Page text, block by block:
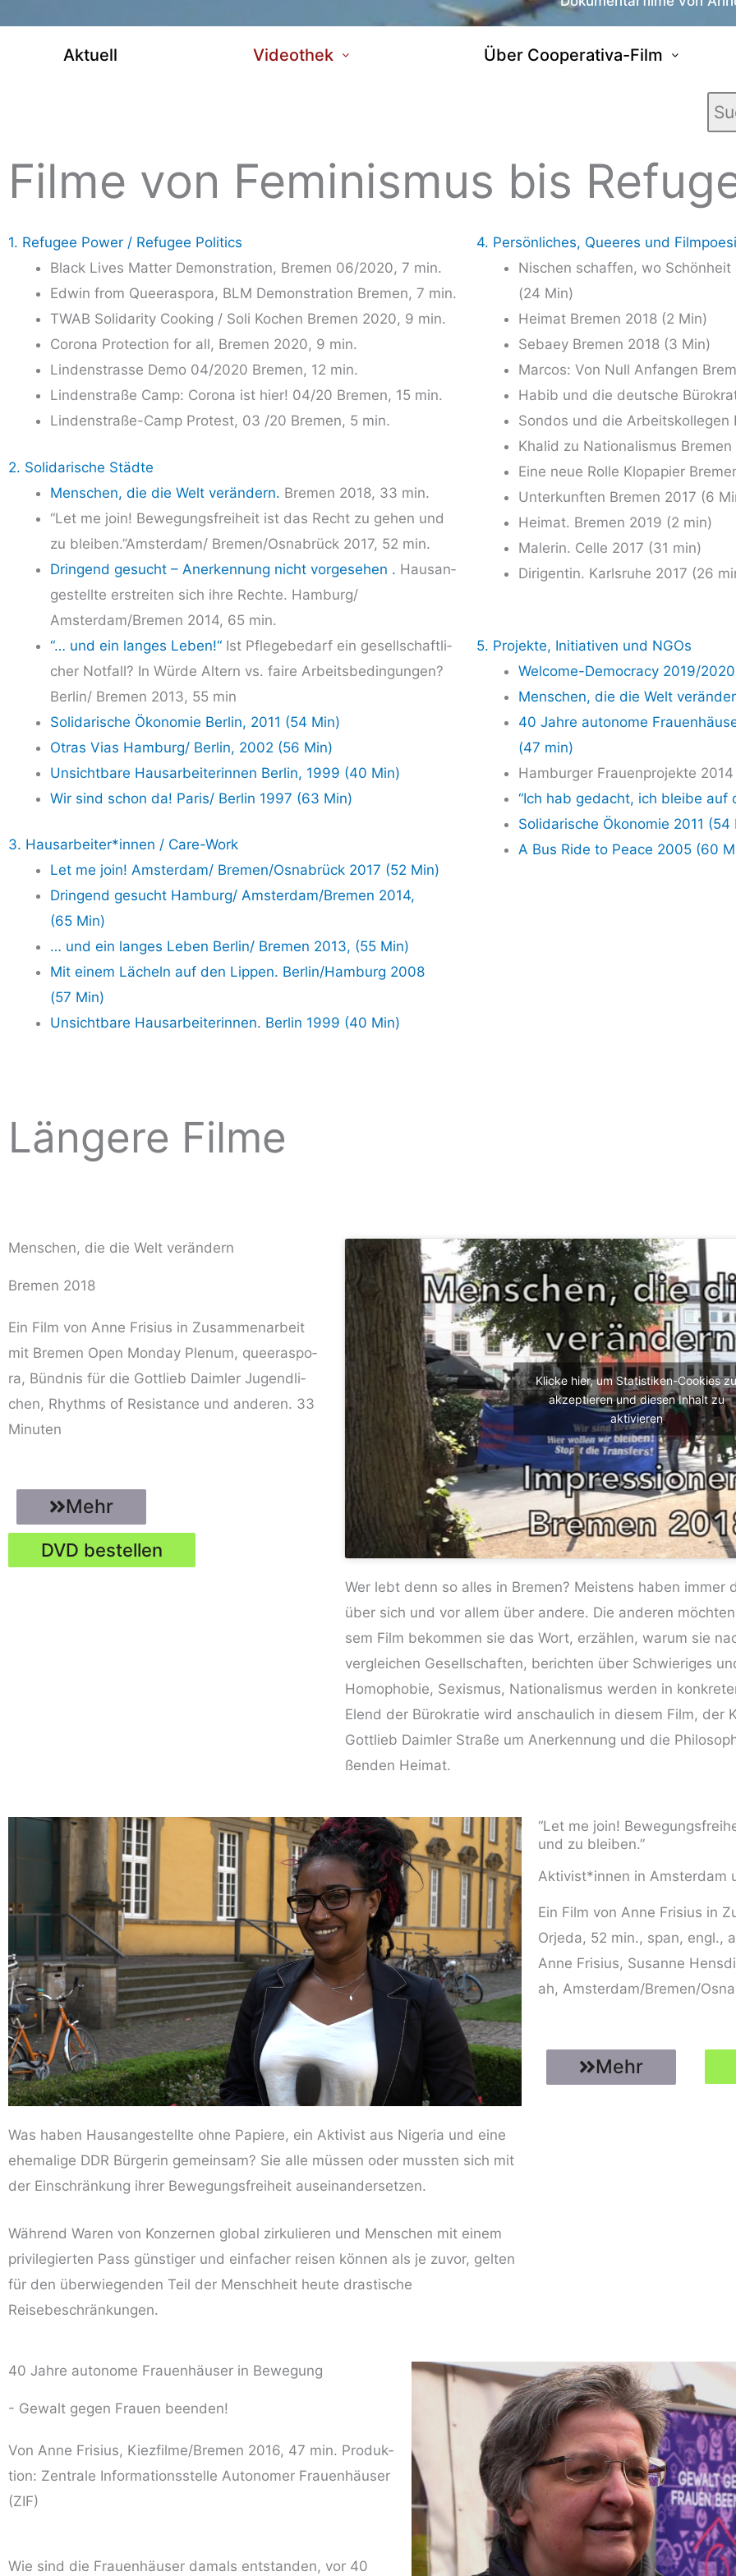
Aktuell Videothek Über Cooperativa-Film
Filme von Feminismus bis
1. Refugee Power / Refugee Politics
Black Lives Mat­ter Demons­tra­ti­on, Bre­men 06/2020, 7 min.
Edwin from Que­er­aspo­ra, BLM Demons­tra­ti­on Bre­men, 7 min.
TWAB Soli­da­ri­ty Coo­king / Soli Kochen Bre­men 2020, 9 min.
Coro­na Pro­tec­tion for all, Bre­men 2020, 9 min.
Lin­den­stras­se Demo 04/2020 Bre­men, 12 min.
Lin­den­stra­ße Camp: Coro­na ist hier! 04/20 Bre­men, 15 min.
Lin­den­stra­ße-Camp Pro­test, 03 /20 Bre­men, 5 min.
2. Solidarische Städte
Men­schen, die die Welt ver­än­dern. Bre­men 2018, 33 min.
“Let me join! Bewe­gungs­frei­heit ist das Recht zu gehen und
zu bleiben.”Amsterdam/ Bremen/Osnabrück 2017, 52 min.
Drin­gend gesucht – Aner­ken­nung nicht vor­ge­se­hen . Haus­an­
ge­stell­te erstrei­ten sich ihre Rech­te. Hamburg/
Amsterdam/Bremen 2014, 65 min.
“… und ein lan­ges Leben!“ Ist Pfle­ge­be­darf ein gesell­schaft­li­
cher Not­fall? In Wür­de Altern vs. fai­re Arbeits­be­din­gun­gen?
Berlin/ Bre­men 2013, 55 min
Soli­da­ri­sche Öko­no­mie Ber­lin, 2011 (54 Min)
Otras Vias Hamburg/ Ber­lin, 2002 (56 Min)
Unsicht­ba­re Haus­ar­bei­te­rin­nen Ber­lin, 1999 (40 Min)
Wir sind schon da! Paris/ Ber­lin 1997 (63 Min)
3. Hausarbeiter*innen / Care-Work
Let me join! Amsterdam/ Bremen/Osnabrück 2017 (52 Min)
Drin­gend gesucht Hamburg/ Amsterdam/Bremen 2014,
(65 Min)
… und ein lan­ges Leben Berlin/ Bre­men 2013, (55 Min)
Mit einem Lächeln auf den Lip­pen. Berlin/Hamburg 2008
(57 Min)
Unsicht­ba­re Haus­ar­bei­te­rin­nen. Ber­lin 1999 (40 Min)
4. Persönliches, Queeres und
Nischen schaf­fen, wo
(24 Min)
Hei­mat Bre­men 2018 (2 Min)
Sebaey Bre­men 2018 (3 Min)
Mar­cos: Von Null Anfan­gen
Habib und die deut­sche
Son­dos und die Arbeits­kol­le­gen
Kha­lid zu Natio­na­lis­mus
Eine neue Rol­le Klo­pa­pier
Unter­kunf­ten Bre­men 2017 (6
Hei­mat. Bre­men 2019 (2 min)
Male­rin. Cel­le 2017 (31 min)
Diri­gen­tin. Karls­ru­he 2017 (26
5. Projekte, Initiativen und NGOs
Wel­co­me-Demo­cra­cy 2019/
Men­schen, die die Welt
40 Jah­re auto­no­me
(47 min)
Ham­bur­ger Frau­en­pro­jek­te
“Ich hab gedacht, ich blei­be auf
Soli­da­ri­sche Öko­no­mie 2011 (54
A Bus Ride to Peace 2005 (60
Längere Filme
Menschen, die die Welt verändern
Bremen 2018
Ein Film von Anne Fri­si­us in Zusam­men­ar­beit
mit Bre­men Open Mon­day Ple­num, que­er­aspo­
ra, Bünd­nis für die Gott­lieb Daim­ler Jugend­li­
chen, Rhyth­ms of Resis­tance und ande­ren. 33
Minuten
Mehr
DVD bestel­len
Klicke hier, um Statistiken-Cookies
akzeptieren und diesen Inhalt zu
aktivieren
Wer lebt denn so alles in Bre­men? Meis­tens haben immer
über sich und vor allem über ande­re. Die ande­ren
sem Film bekom­men sie das Wort, erzäh­len, war­um sie
ver­glei­chen Gesell­schaf­ten, berich­ten über Schwie­ri­ges
Homo­pho­bie, Sexis­mus, Natio­na­lis­mus wer­den in
Elend der Büro­kra­tie wird anschau­lich in die­sem Film, der
Gott­lieb Daim­ler Stra­ße um Aner­ken­nung und die
ßen­den Heimat.
Was haben Haus­an­ge­stell­te ohne Papie­re, ein Akti­vist aus Nige­ria und eine
ehe­ma­li­ge DDR Bür­ge­rin gemein­sam? Sie alle müs­sen oder muss­ten sich mit
der Ein­schrän­kung ihrer Bewe­gungs­frei­heit auseinandersetzen.
Wäh­rend Waren von Kon­zer­nen glo­bal zir­ku­lie­ren und Men­schen mit einem
pri­vi­le­gier­ten Pass güns­ti­ger und ein­fa­cher rei­sen kön­nen als je zuvor, gel­ten
für den über­wie­gen­den Teil der Mensch­heit heu­te dras­ti­sche
Reisebeschränkungen.
“Let me join!
und zu bleiben.”
Aktivist*innen in Amsterdam
Ein Film von Anne Fri­si­us in
Orje­da, 52 min., span, engl.,
Anne Fri­si­us, Susan­ne
ah, Amsterdam/Bremen/
Mehr
40 Jahre autonome Frauenhäuser in Bewegung
- Gewalt gegen Frauen beenden!
Von Anne Fri­si­us, Kiezfilme/Bremen 2016, 47 min. Pro­duk­
ti­on: Zen­tra­le Infor­ma­ti­ons­stel­le Auto­no­mer Frau­en­häu­ser
(ZIF)
Wie sind die Frau­en­häu­ser damals ent­stan­den, vor 40